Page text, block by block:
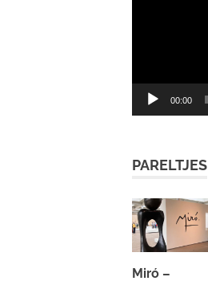
00:00
PARELTJES
Miró –